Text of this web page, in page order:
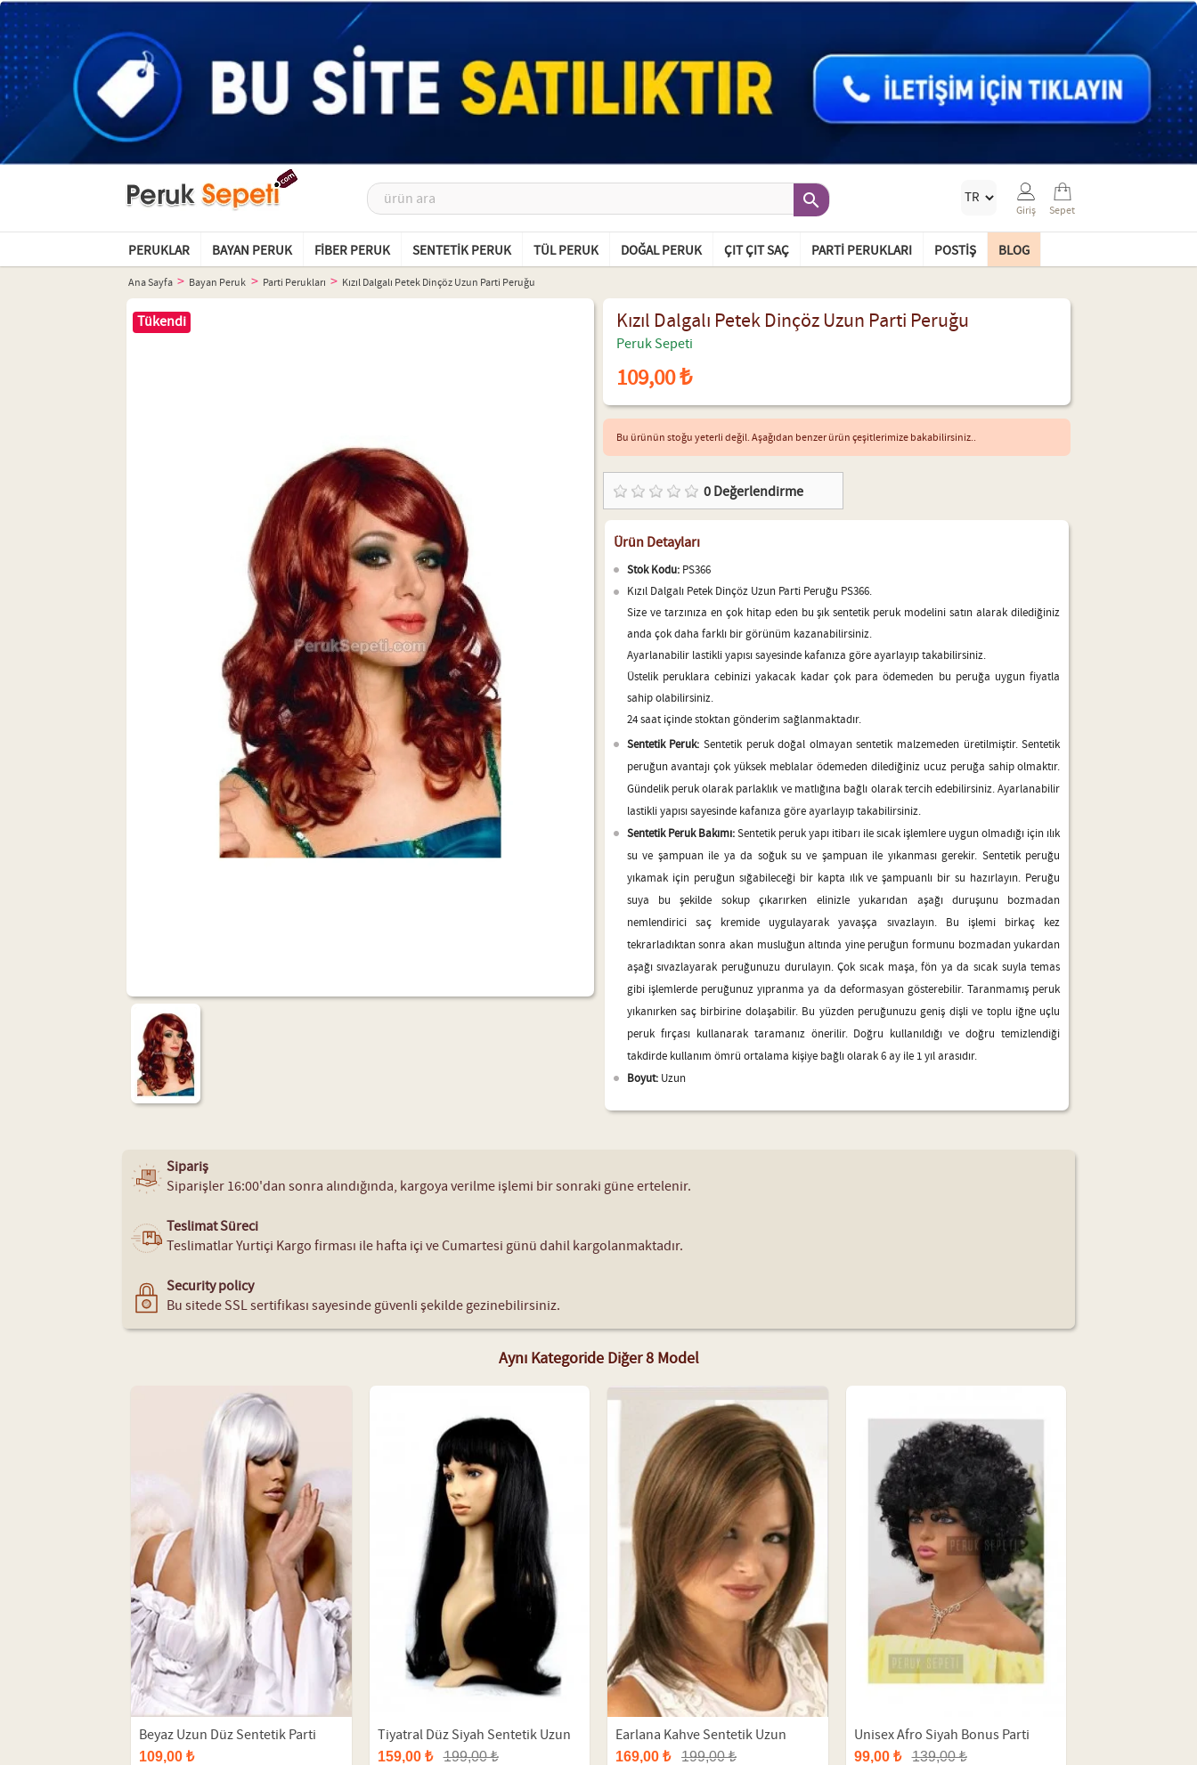
 Giriş Sepet
PERUKLAR BAYAN PERUK FIBER PERUK SENTETIK PERUK TÜL PERUK DOĞAL PERUK ÇIT ÇIT SAÇ PARTI PERUKLARI POSTIŞ BLOG
Ana Sayfa Bayan Peruk Parti Perukları Kızıl Dalgalı Petek Dinçöz Uzun Parti Peruğu
Tükendi Kızıl Dalgalı Petek Dinçöz Uzun Parti Peruğu
Peruk Sepeti
109,00 ₺
Bu ürünün stoğu yeterli değil. Aşağıdan benzer ürün çeşitlerimize bakabilirsiniz..
0Değerlendirme
Ürün Detayları
Stok Kodu:PS366
Kızıl Dalgalı Petek Dinçöz Uzun Parti Peruğu PS366.
Size ve tarzınıza en çok hitap eden bu şık sentetik peruk modelini satın alarak dilediğiniz
anda çok daha farklı bir görünüm kazanabilirsiniz.
Ayarlanabilir lastikli yapısı sayesinde kafanıza göre ayarlayıp takabilirsiniz.
Üstelik peruklara cebinizi yakacak kadar çok para ödemeden bu peruğa uygun fiyatla
sahip olabilirsiniz.
24 saat içinde stoktan gönderim sağlanmaktadır.
Sentetik Peruk: Sentetik peruk doğal olmayan sentetik malzemeden üretilmiştir. Sentetik
peruğun avantajı çok yüksek meblalar ödemeden dilediğiniz ucuz peruğa sahip olmaktır.
Gündelik peruk olarak parlaklık ve matlığına bağlı olarak tercih edebilirsiniz. Ayarlanabilir
lastikli yapısı sayesinde kafanıza göre ayarlayıp takabilirsiniz.
Sentetik Peruk Bakımı:Sentetik peruk yapı itibarı ile sıcak işlemlere uygun olmadığı için ılık
su ve şampuan ile ya da soğuk su ve şampuan ile yıkanması gerekir. Sentetik peruğu
yıkamak için peruğun sığabileceği bir kapta ılık ve şampuanlı bir su hazırlayın. Peruğu
suya bu şekilde sokup çıkarırken elinizle yukarıdan aşağı duruşunu bozmadan
nemlendirici saç kremide uygulayarak yavaşça sıvazlayın. Bu işlemi birkaç kez
tekrarladıktan sonra akan musluğun altında yine peruğun formunu bozmadan yukardan
aşağı sıvazlayarak peruğunuzu durulayın. Çok sıcak maşa, fön ya da sıcak suyla temas
gibi işlemlerde peruğunuz yıpranma ya da deformasyan gösterebilir. Taranmamış peruk
yıkanırken saç birbirine dolaşabilir. Bu yüzden peruğunuzu geniş dişli ve toplu iğne uçlu
peruk fırçası kullanarak taramanız önerilir. Doğru kullanıldığı ve doğru temizlendiği
takdirde kullanım ömrü ortalama kişiye bağlı olarak 6 ay ile 1 yıl arasıdır.
Boyut: Uzun
Sipariş
Siparişler 16:00'dan sonra alındığında, kargoya verilme işlemi bir sonraki güne ertelenir.
Teslimat Süreci
Teslimatlar Yurtiçi Kargo firması ile hafta içi ve Cumartesi günü dahil kargolanmaktadır.
Security policy
Bu sitede SSL sertifikası sayesinde güvenli şekilde gezinebilirsiniz.
Aynı Kategoride Diğer 8 Model
Beyaz Uzun Düz Sentetik Parti
Peruk
109,00 ₺
Tiyatral Düz Siyah Sentetik Uzun
Peruk
159,00 ₺ 199,00 ₺
Earlana Kahve Sentetik Uzun
Bayan Peruk
169,00 ₺ 199,00 ₺
Unisex Afro Siyah Bonus Parti
Peruk
99,00 ₺ 139,00 ₺